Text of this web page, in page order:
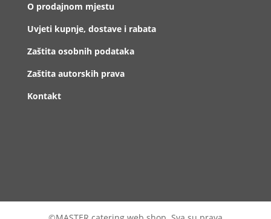
O prodajnom mjestu
Uvjeti kupnje, dostave i rabata
Zaštita osobnih podataka
Zaštita autorskih prava
Kontakt